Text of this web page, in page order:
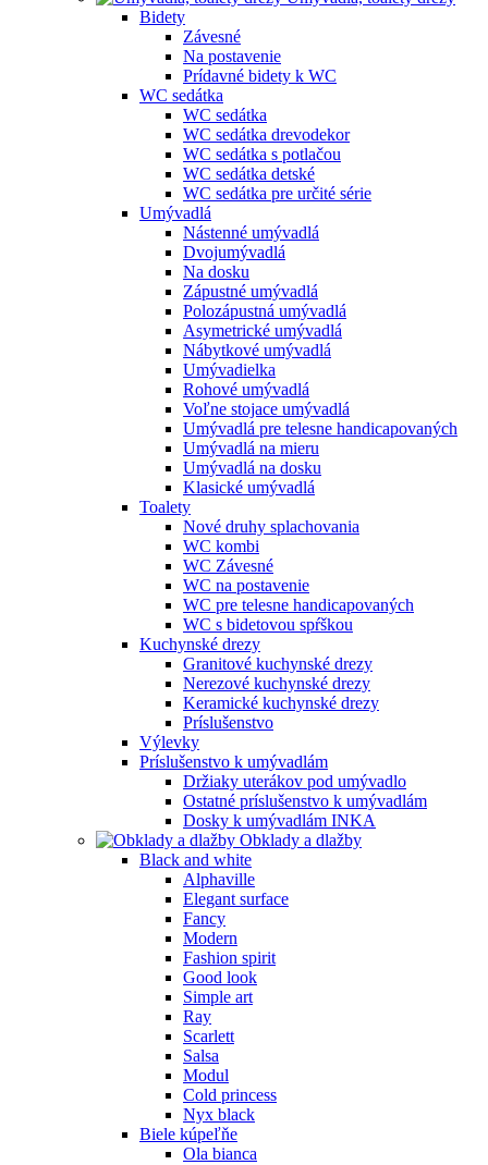
Bidety
Závesné
Na postavenie
Prídavné bidety k WC
WC sedátka
WC sedátka
WC sedátka drevodekor
WC sedátka s potlačou
WC sedátka detské
WC sedátka pre určité série
Umývadlá
Nástenné umývadlá
Dvojumývadlá
Na dosku
Zápustné umývadlá
Polozápustná umývadlá
Asymetrické umývadlá
Nábytkové umývadlá
Umývadielka
Rohové umývadlá
Voľne stojace umývadlá
Umývadlá pre telesne handicapovaných
Umývadlá na mieru
Umývadlá na dosku
Klasické umývadlá
Toalety
Nové druhy splachovania
WC kombi
WC Závesné
WC na postavenie
WC pre telesne handicapovaných
WC s bidetovou spŕškou
Kuchynské drezy
Granitové kuchynské drezy
Nerezové kuchynské drezy
Keramické kuchynské drezy
Príslušenstvo
Výlevky
Príslušenstvo k umývadlám
Držiaky uterákov pod umývadlo
Ostatné príslušenstvo k umývadlám
Dosky k umývadlám INKA
Obklady a dlažby
Black and white
Alphaville
Elegant surface
Fancy
Modern
Fashion spirit
Good look
Simple art
Ray
Scarlett
Salsa
Modul
Cold princess
Nyx black
Biele kúpeľňe
Ola bianca